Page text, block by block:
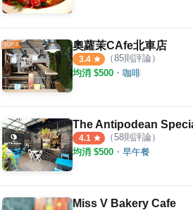
4則評論 3.9 ·13
奧蘿茉CAfe北車店
3.4 （85則評論）
均消 $500 ・ 咖啡
4.1 （58則評論）
均消 $500 ・ 早午餐
Miss V Bakery Cafe